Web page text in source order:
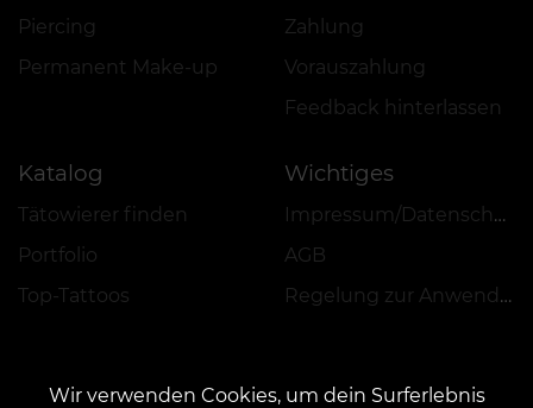
Piercing
Permanent Make-up
Zahlung
Vorauszahlung
Feedback hinterlassen
Katalog
Tätowierer finden
Portfolio
Top-Tattoos
Wichtiges
Impressum/Datenschutz
AGB
Regelung zur Anwendung von Aktionen, Rabatten und VEAN COINS
Wir verwenden Cookies, um dein Surferlebnis